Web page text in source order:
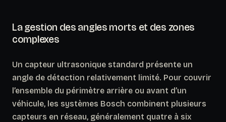
La gestion des angles morts et des zones
complexes
Un capteur ultrasonique standard présente un
angle de détection relativement limité. Pour couvrir
l’ensemble du périmètre arrière ou avant d’un
véhicule, les systèmes Bosch combinent plusieurs
capteurs en réseau, généralement quatre à six